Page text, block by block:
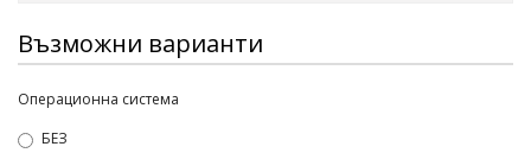
Възможни варианти
Операционна система
БЕЗ